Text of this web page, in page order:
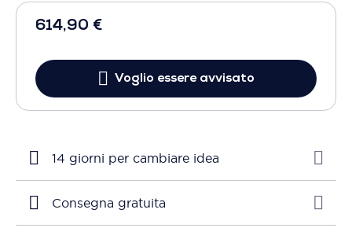
614,90 €
Voglio essere avvisato
14 giorni per cambiare idea
Consegna gratuita